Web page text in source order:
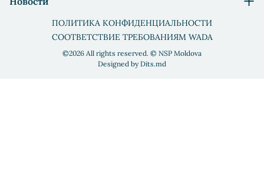
©2026 All rights reserved. © NSP Moldova
Designed byDits.md
ПОЛИТИКА КОНФИДЕНЦИАЛЬНОСТИ
СООТВЕТСТВИЕ ТРЕБОВАНИЯМ WADA